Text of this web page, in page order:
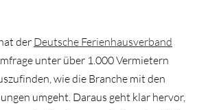
der Deutsche Ferienhausverband
unter über 1.000 Vermietern
wie die Branche mit den
umgeht. Daraus geht klar hervor,